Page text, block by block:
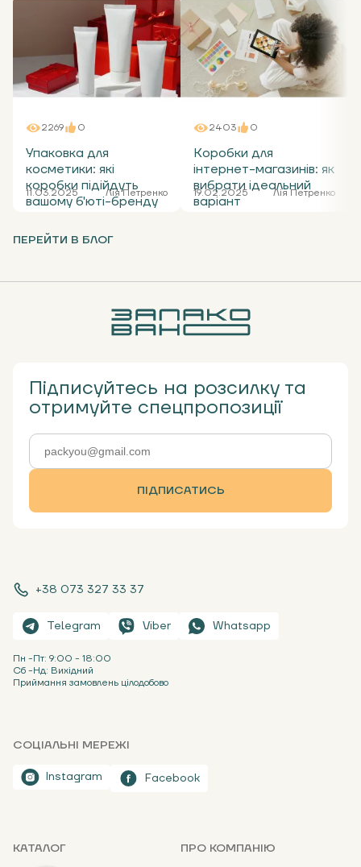
2269 0
Упаковка для
косметики: які
коробки підійдуть
вашому б'юті-бренду
11.03.2025 Лія Петренко
2403 0
Коробки для
інтернет-магазинів: як
вибрати ідеальний
варіант
19.02.2025 Лія Петренко
ПЕРЕЙТИ В БЛОГ
+38 073 327 33 37
Telegram Viber Whatsapp
Пн -Пт: 9:00 - 18:00
Сб -Нд: Вихідний
Приймання замовлень цілодобово
СОЦІАЛЬНІ МЕРЕЖІ
Instagram Facebook
КАТАЛОГ ПРО КОМПАНІЮ
Підписуйтесь на розсилку та
отримуйте спецпропозиції
ПІДПИСАТИСЬ